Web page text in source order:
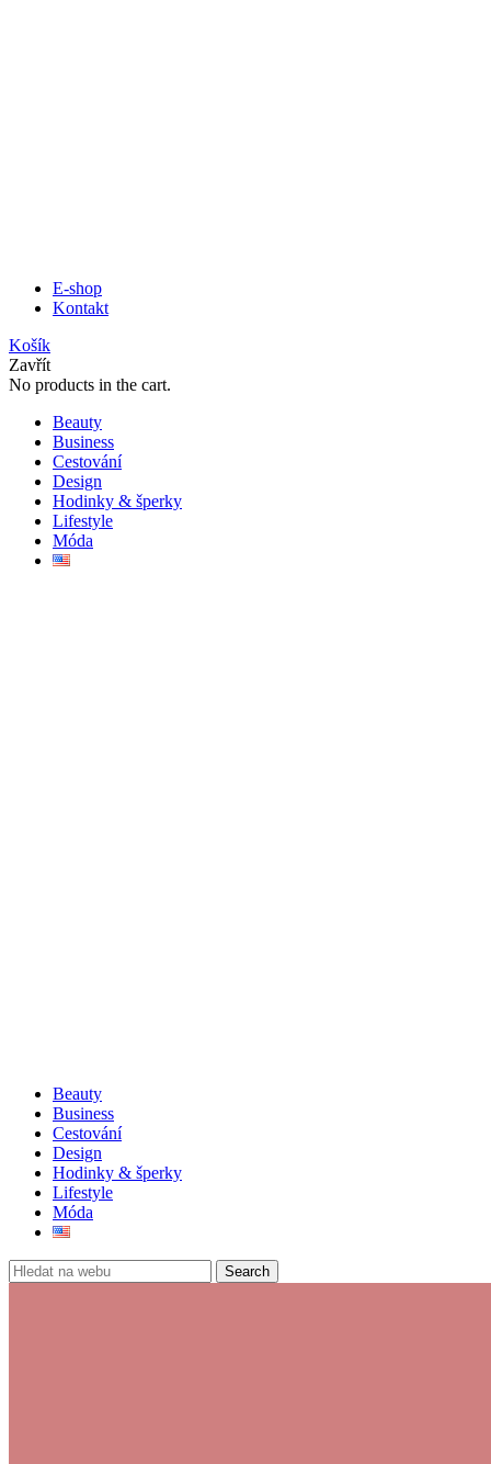
E-shop
Kontakt
Košík
Zavřít
No products in the cart.
Beauty
Business
Cestování
Design
Hodinky & šperky
Lifestyle
Móda
Beauty
Business
Cestování
Design
Hodinky & šperky
Lifestyle
Móda
Search